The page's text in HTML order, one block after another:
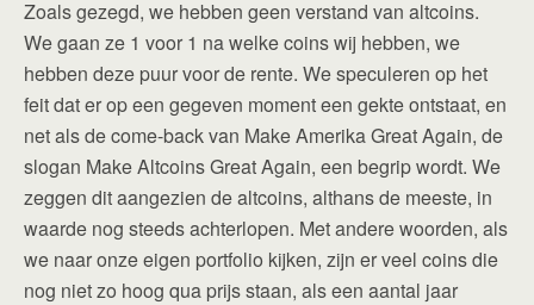
Zoals gezegd, we hebben geen verstand van altcoins.
We gaan ze 1 voor 1 na welke coins wij hebben, we
hebben deze puur voor de rente. We speculeren op het
feit dat er op een gegeven moment een gekte ontstaat, en
net als de come-back van Make Amerika Great Again, de
slogan Make Altcoins Great Again, een begrip wordt. We
zeggen dit aangezien de altcoins, althans de meeste, in
waarde nog steeds achterlopen. Met andere woorden, als
we naar onze eigen portfolio kijken, zijn er veel coins die
nog niet zo hoog qua prijs staan, als een aantal jaar